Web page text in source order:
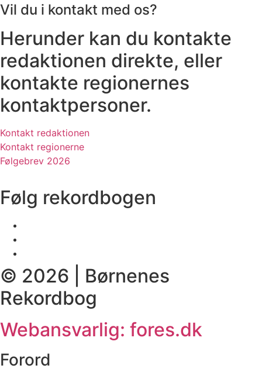
Vil du i kontakt med os?
Herunder kan du kontakte
redaktionen direkte, eller
kontakte regionernes
kontaktpersoner.
Kontakt redaktionen
Kontakt regionerne
Følgebrev 2026
Følg rekordbogen
© 2026 | Børnenes
Rekordbog
Webansvarlig: fores.dk
Forord